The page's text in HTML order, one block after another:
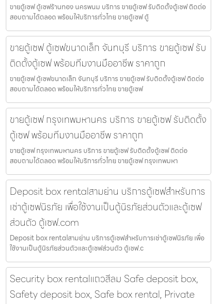
ขายตู้เซฟ ตู้เซฟร้านทอง นครพนม บริการ ขายตู้เซฟ รับติดตั้งตู้เซฟ ติดต่อ
สอบถามได้ตลอด พร้อมให้บริการทั่วไทย ขายตู้เซฟ ตู้
ขายตู้เซฟ ตู้เซฟขนาดเล็ก จันทบุรี บริการ ขายตู้เซฟ รับ
ติดตั้งตู้เซฟ พร้อมทีมงานมืออาชีพ ราคาถูก
ขายตู้เซฟ ตู้เซฟขนาดเล็ก จันทบุรี บริการ ขายตู้เซฟ รับติดตั้งตู้เซฟ ติดต่อ
สอบถามได้ตลอด พร้อมให้บริการทั่วไทย ขายตู้เซฟ
ขายตู้เซฟ กรุงเทพมหานคร บริการ ขายตู้เซฟ รับติดตั้ง
ตู้เซฟ พร้อมทีมงานมืออาชีพ ราคาถูก
ขายตู้เซฟ กรุงเทพมหานคร บริการ ขายตู้เซฟ รับติดตั้งตู้เซฟ ติดต่อ
สอบถามได้ตลอด พร้อมให้บริการทั่วไทย ขายตู้เซฟ กรุงเทพมหา
Deposit box rentalสามย่าน บริการตู้เซฟสำหรับการ
เช่าตู้เซฟนิรภัย เพื่อใช้งานเป็นตู้นิรภัยส่วนตัวและตู้เซฟ
ส่วนตัว ตู้เซฟ.com
Deposit box rentalสามย่าน บริการตู้เซฟสำหรับการเช่าตู้เซฟนิรภัย เพื่อ
ใช้งานเป็นตู้นิรภัยส่วนตัวและตู้เซฟส่วนตัว ตู้เซฟ.c
Security box rentalแถวสีลม Safe deposit box,
Safety deposit box, Safe box rental, Private